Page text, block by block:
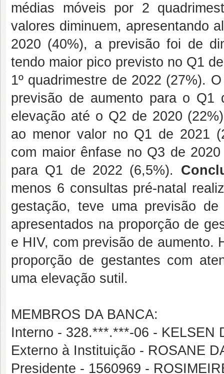
médias móveis por 2
valores diminuem, apresentando
2020 (40%), a previsão foi de
tendo maior pico previsto no Q1
1º quadrimestre de 2022 (27%).
previsão de aumento para o Q1
elevação até o Q2 de 2020
ao menor valor no Q1 de 2021
com maior ênfase no Q3 de
para Q1 de 2022 (6,5%).
menos 6 consultas pré-natal
gestação, teve uma previsão
apresentados na proporção de
e HIV, com previsão de aumento.
proporção de gestantes com
uma elevação sutil.
MEMBROS DA BANCA:
Interno - 328.***.***-06 - KELSEN
Externo à Instituição - ROSANE
Presidente - 1560969 -